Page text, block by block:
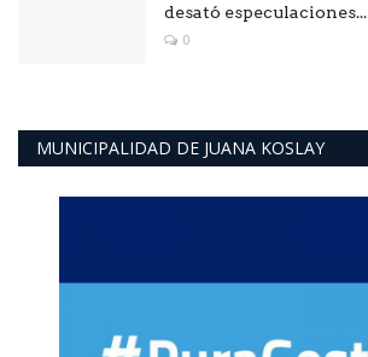
desató especulaciones...
0
MUNICIPALIDAD DE JUANA KOSLAY